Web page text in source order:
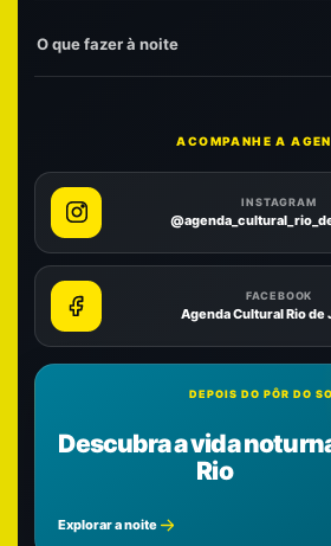
O que fazer à noite
ACOMPANHE A
INSTAGRAM
FACEBOOK
Agenda Cultural Rio de
DEPOIS DO PÔR DO
Descubra a vida
Rio
Explorar a noite